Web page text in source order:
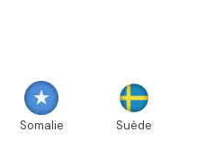
Somalie Suède